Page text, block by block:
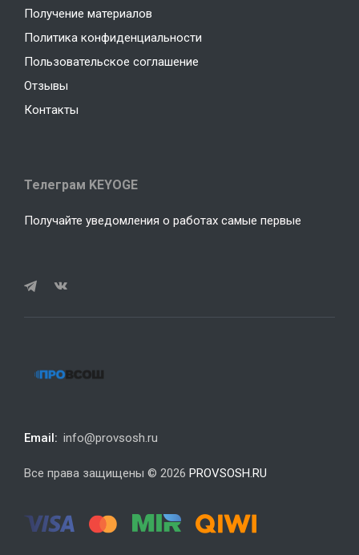
Получение материалов
Политика конфиденциальности
Пользовательское соглашение
Отзывы
Контакты
Телеграм KEYOGE
Получайте уведомления о работах самые первые
Email: info@provsosh.ru
Все права защищены © 2026 PROVSOSH.RU